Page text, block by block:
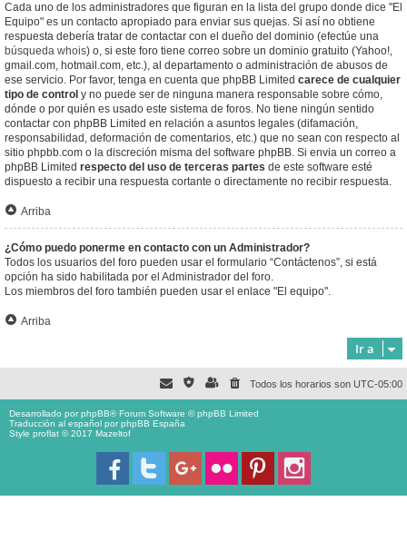
Cada uno de los administradores que figuran en la lista del grupo donde dice "El
Equipo" es un contacto apropiado para enviar sus quejas. Si así no obtiene
respuesta debería tratar de contactar con el dueño del dominio (efectúe una
búsqueda whois) o, si este foro tiene correo sobre un dominio gratuito (Yahoo!,
gmail.com, hotmail.com, etc.), al departamento o administración de abusos de
ese servicio. Por favor, tenga en cuenta que phpBB Limited carece de cualquier
tipo de control y no puede ser de ninguna manera responsable sobre cómo,
dónde o por quién es usado este sistema de foros. No tiene ningún sentido
contactar con phpBB Limited en relación a asuntos legales (difamación,
responsabilidad, deformación de comentarios, etc.) que no sean con respecto al
sitio phpbb.com o la discreción misma del software phpBB. Si envia un correo a
phpBB Limited respecto del uso de terceras partes de este software esté
dispuesto a recibir una respuesta cortante o directamente no recibir respuesta.
Arriba
¿Cómo puedo ponerme en contacto con un Administrador?
Todos los usuarios del foro pueden usar el formulario “Contáctenos”, si está
opción ha sido habilitada por el Administrador del foro.
Los miembros del foro también pueden usar el enlace "El equipo".
Arriba
Ir a
Todos los horarios son UTC-05:00
Desarrollado porphpBB® Forum Software © phpBB Limited
Traducción al español porphpBB España
Style proflat © 2017 Mazeltof